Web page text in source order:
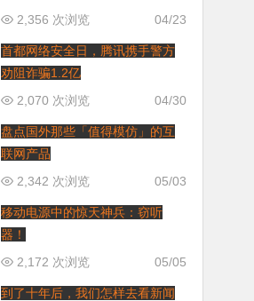
04/23
2,356 次浏览
首都网络安全日，腾讯携手警方
劝阻诈骗1.2亿
04/30
2,070 次浏览
盘点国外那些「值得模仿」的互
联网产品
05/03
2,342 次浏览
移动电源中的惊天神兵：窃听
器！
05/05
2,172 次浏览
到了十年后，我们怎样去看新闻